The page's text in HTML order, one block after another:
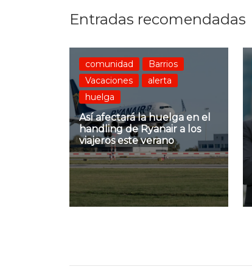
Entradas recomendadas
comunidad
Barrios
Vacaciones
alerta
huelga
Así afectará la huelga en el
handling de Ryanair a los
viajeros este verano